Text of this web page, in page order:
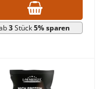
3Stück5% sparen